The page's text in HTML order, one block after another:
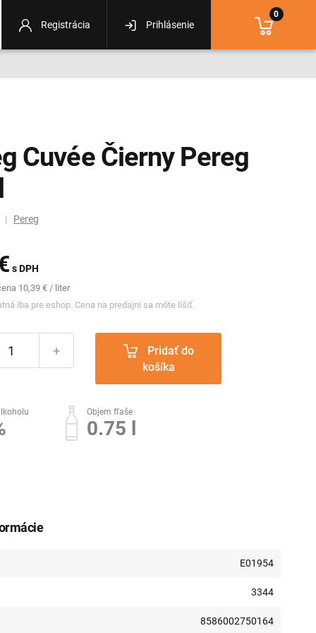
Cuvée Čierny Pereg
| Pereg
s DPH
10,39 € / liter
iba pre eshop. Cena na predajni sa môte líšiť.
+
košíka
Objem fľaše
0.75 l
E01954
3344
8586002750164
Registrácia Prihlásenie
0